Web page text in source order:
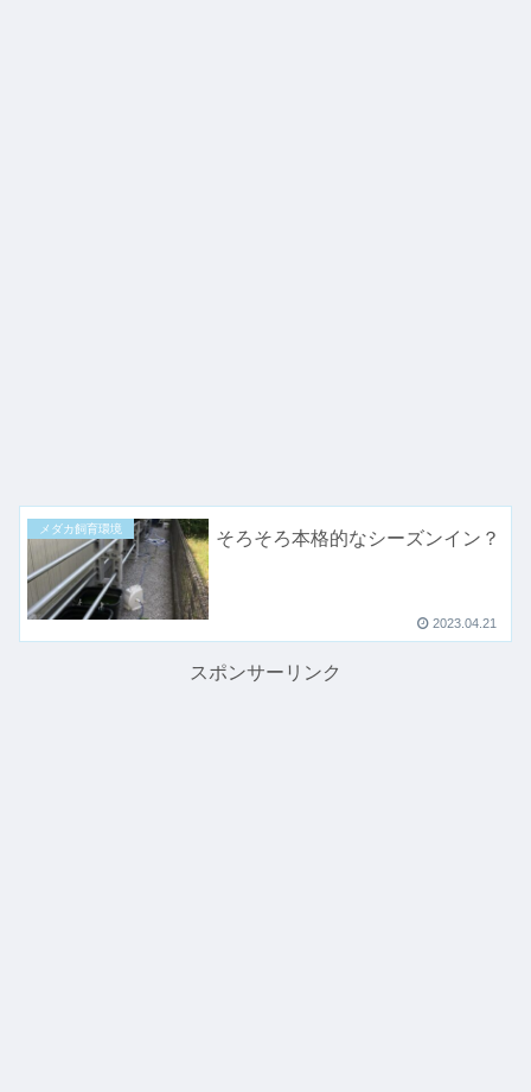
メダカ飼育環境 そろそろ本格的なシーズンイン？
2023.04.21
スポンサーリンク